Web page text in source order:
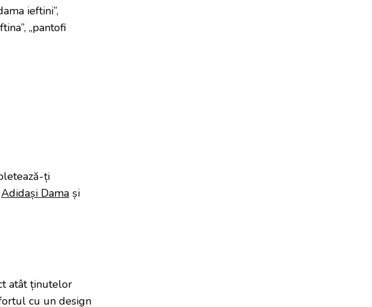
ieftini”,
„pantofi
ți
Adidași Dama și
atât ținutelor
cu un design